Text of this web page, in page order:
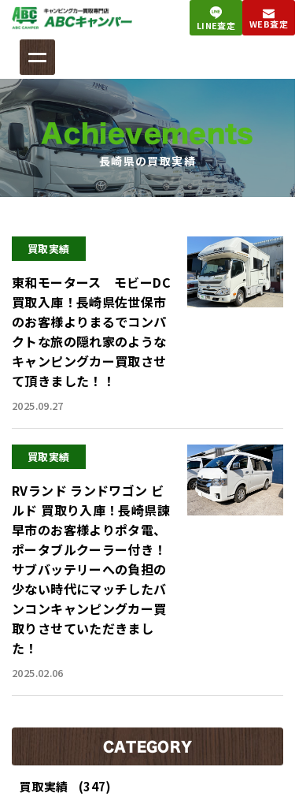
ツ
へ
ス
キ
ッ
プ
LINE査定 WEB査定
Achievements
長崎県の買取実績
買取実績
東和モータース モビーDC
買取入庫！長崎県佐世保市
のお客様よりまるでコンパ
クトな旅の隠れ家のような
キャンピングカー買取させ
て頂きました！！
2025.09.27
買取実績
RVランド ランドワゴン ビ
ルド 買取り入庫！長崎県諫
早市のお客様よりポタ電、
ポータブルクーラー付き！
サブバッテリーへの負担の
少ない時代にマッチしたバ
ンコンキャンピングカー買
取りさせていただきまし
た！
2025.02.06
CATEGORY
買取実績 (347)